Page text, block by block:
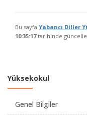
Bu sayfa Yabancı Diller
10:35:17tarihinde
Yüksekokul
Genel Bilgiler